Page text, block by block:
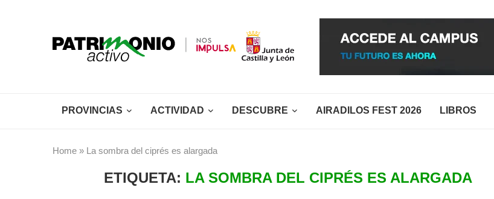
PROVINCIAS ACTIVIDAD DESCUBRE AIRADILOS FEST 2026 LIBROS
Home » La sombra del ciprés es alargada
ETIQUETA: LA SOMBRA DEL CIPRÉS ES ALARGADA